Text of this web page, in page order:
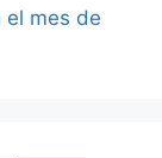
el mes de